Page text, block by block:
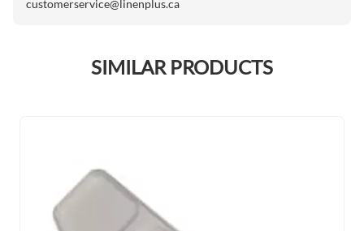
customerservice@linenplus.ca
SIMILAR PRODUCTS